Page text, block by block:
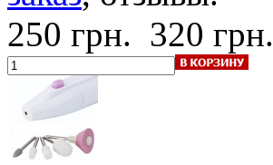
250 грн. 320 грн.